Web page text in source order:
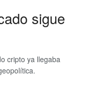
sigue
cripto ya llegaba